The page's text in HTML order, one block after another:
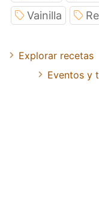
Vainilla
Explorar recetas
Eventos y